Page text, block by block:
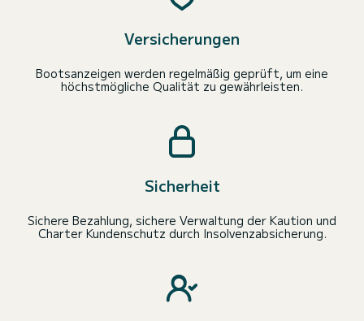
Versicherungen
Bootsanzeigen werden regelmäßig geprüft, um eine
höchstmögliche Qualität zu gewährleisten.
Sicherheit
Sichere Bezahlung, sichere Verwaltung der Kaution und
Charter Kundenschutz durch Insolvenzabsicherung.